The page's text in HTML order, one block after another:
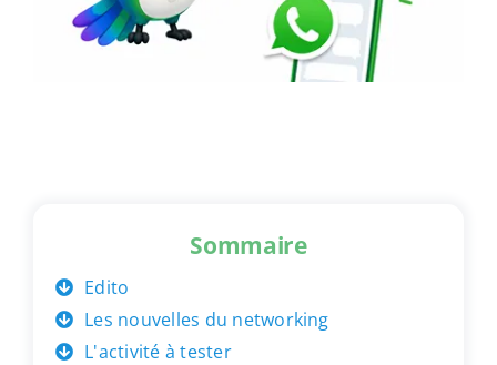
Sommaire
Edito
Les nouvelles du networking
L'activité à tester